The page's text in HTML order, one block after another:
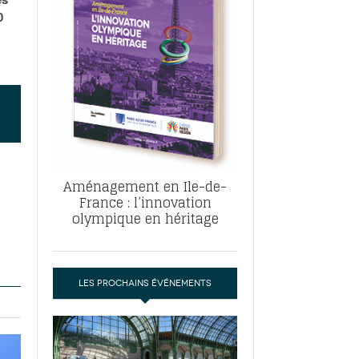
ABF, ZAC : F. Vauglin détaille sa
pour l’urbanisme parisien- 17
de la tech et de la finance
marché de la location de luxe-
Aménagement en Ile-de-
France : l’innovation
olympique en héritage
LES PROCHAINS ÉVÉNEMENTS